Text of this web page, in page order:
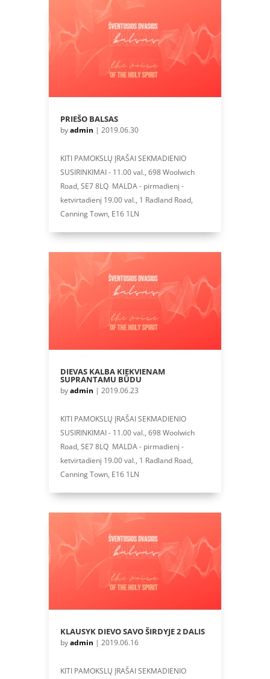
PRIEŠO BALSAS
byadmin | 2019.06.30
KITI PAMOKSLŲ ĮRAŠAI SEKMADIENIO
SUSIRINKIMAI - 11.00 val., 698 Woolwich
Road, SE7 8LQ MALDA - pirmadienį -
ketvirtadienį 19.00 val., 1 Radland Road,
Canning Town, E16 1LN
DIEVAS KALBA KIEKVIENAM
SUPRANTAMU BŪDU
byadmin | 2019.06.23
KITI PAMOKSLŲ ĮRAŠAI SEKMADIENIO
SUSIRINKIMAI - 11.00 val., 698 Woolwich
Road, SE7 8LQ MALDA - pirmadienį -
ketvirtadienį 19.00 val., 1 Radland Road,
Canning Town, E16 1LN
KLAUSYK DIEVO SAVO ŠIRDYJE 2 DALIS
byadmin | 2019.06.16
KITI PAMOKSLŲ ĮRAŠAI SEKMADIENIO